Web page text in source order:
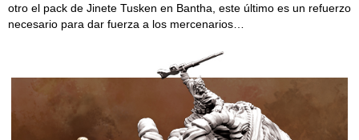
otro el pack de Jinete Tusken en Bantha, este último es un refuerzo
necesario para dar fuerza a los mercenarios…